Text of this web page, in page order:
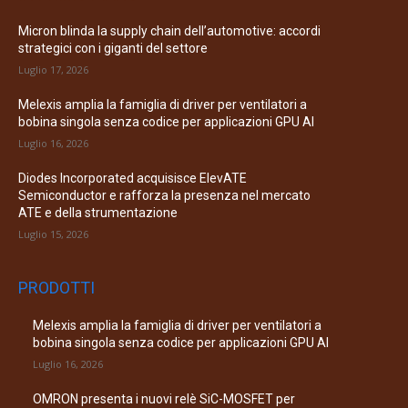
Micron blinda la supply chain dell’automotive: accordi
strategici con i giganti del settore
Luglio 17, 2026
Melexis amplia la famiglia di driver per ventilatori a
bobina singola senza codice per applicazioni GPU AI
Luglio 16, 2026
Diodes Incorporated acquisisce ElevATE
Semiconductor e rafforza la presenza nel mercato
ATE e della strumentazione
Luglio 15, 2026
PRODOTTI
Melexis amplia la famiglia di driver per ventilatori a
bobina singola senza codice per applicazioni GPU AI
Luglio 16, 2026
OMRON presenta i nuovi relè SiC-MOSFET per